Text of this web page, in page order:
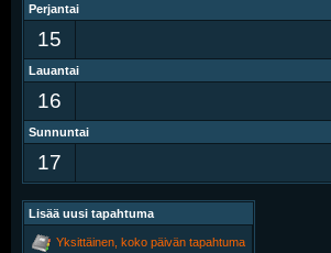
Perjantai
15
Lauantai
16
Sunnuntai
17
Lisää uusi tapahtuma
Yksittäinen, koko päivän tapahtuma